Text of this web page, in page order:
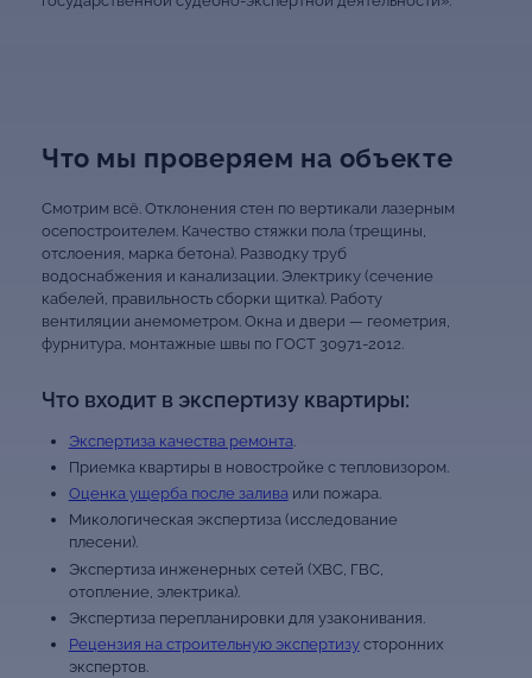
Что мы проверяем на объекте
Смотрим всё. Отклонения стен по вертикали лазерным
осепостроителем. Качество стяжки пола (трещины,
отслоения, марка бетона). Разводку труб
водоснабжения и канализации. Электрику (сечение
кабелей, правильность сборки щитка). Работу
вентиляции анемометром. Окна и двери — геометрия,
фурнитура, монтажные швы по ГОСТ 30971-2012.
Что входит в экспертизу квартиры:
Экспертиза качества ремонта
Приемка квартиры в новостройке с тепловизором.
Оценка ущерба после заливаили пожара.
Микологическая экспертиза (исследование
плесени).
Экспертиза инженерных сетей (ХВС, ГВС,
отопление, электрика).
Экспертиза перепланировки для узаконивания.
Рецензия на строительную экспертизусторонних
экспертов.